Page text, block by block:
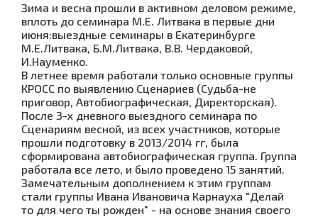
Зима и весна прошли в активном деловом режиме,
вплоть до семинара М.Е. Литвака в первые дни
июня:выездные семинары в Екатеринбурге
М.Е.Литвака, Б.М.Литвака, В.В. Чердаковой,
И.Науменко.
В летнее время работали только основные группы
КРОСС по выявлению Сценариев (Судьба-не
приговор, Автобиографическая, Директорская).
После 3-х дневного выездного семинара по
Сценариям весной, из всех участников, которые
прошли подготовку в 2013/2014 гг, была
сформирована автобиографическая группа. Группа
работала все лето, и было проведено 15 занятий.
Замечательным дополнением к этим группам
стали группы Ивана Ивановича Карнауха "Делай
то для чего ты рожден" - на основе знания своего